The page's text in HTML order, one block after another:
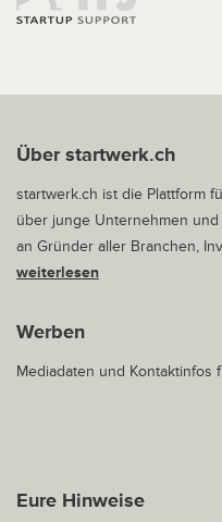
Über startwerk.ch
startwerk.ch ist die Plattform
über junge Unternehmen
an Gründer aller Branchen,
weiterlesen
Werben
Mediadaten und Kontaktinfos
Eure Hinweise